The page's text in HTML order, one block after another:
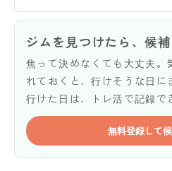
ジムを見つけたら、候
焦って決めなくても大丈夫。
れておくと、行けそうな日に
行けた日は、トレ活で記録で
無料登録して